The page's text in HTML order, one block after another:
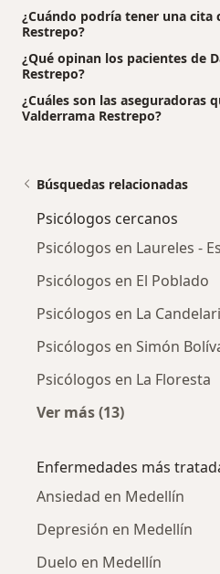
¿Cuándo podría tener una cita
Restrepo?
¿Qué opinan los pacientes de
Restrepo?
¿Cuáles son las aseguradoras
Valderrama Restrepo?
Búsquedas relacionadas
Psicólogos cercanos
Psicólogos en Laureles -
Psicólogos en El Poblado
Psicólogos en La
Psicólogos en Simón
Psicólogos en La Floresta
Ver más (13)
Enfermedades más
Ansiedad en Medellín
Depresión en Medellín
Duelo en Medellín